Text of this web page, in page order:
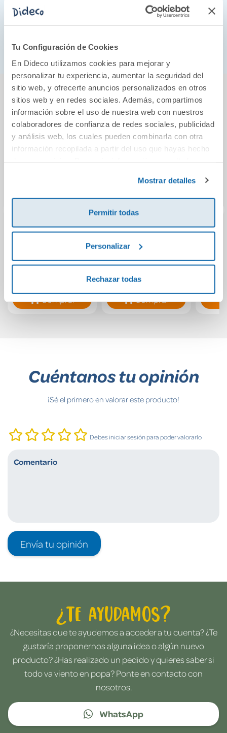
Tu Configuración de Cookies
En Dideco utilizamos cookies para mejorar y
personalizar tu experiencia, aumentar la seguridad del
sitio web, y ofrecerte anuncios personalizados en otros
sitios web y en redes sociales. Además, compartimos
información sobre el uso de nuestra web con nuestros
colaboradores de confianza de redes sociales, publicidad
y análisis web, los cuales pueden combinarla con otra
información recopilada a partir del uso que hayas hecho
Mostrar detalles
Permitir todas
Personalizar
Rechazar todas
«Una novela extraordinaria? Un festín literario, un
novelón.»Benjamín Prado, La Ventana (Cadena
Ser)
También podría gustarte...
Psicoanalista 3)
Comprar
especial limitada)
(Trilogía Africanus
16,95€
Comprar
Cuéntanos tu opinión
¡Sé el primero en valorar este producto!
Debes iniciar sesión para poder valorarlo
Envía tu opinión
¿Te ayudamos?
¿Necesitas que te ayudemos a acceder a tu cuenta? ¿Te
gustaría proponernos alguna idea o algún nuevo
producto? ¿Has realizado un pedido y quieres saber si
todo va viento en popa? Ponte en contacto con
nosotros.
WhatsApp